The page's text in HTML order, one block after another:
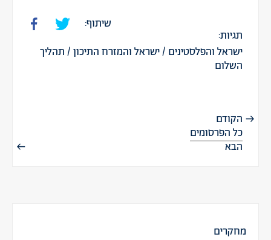
שיתוף:
תגיות:
ישראל והפלסטינים /ישראל והמזרח התיכון/ תהליך
השלום
הקודם
כל הפרסומים
הבא
מחקרים